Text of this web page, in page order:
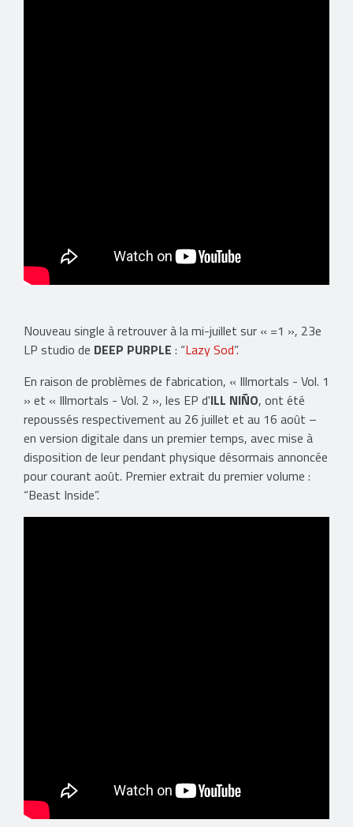
Nouveau single à retrouver à la mi-juillet sur « =1 », 23e
LP studio de DEEP PURPLE : “Lazy Sod”.
En raison de problèmes de fabrication, « Illmortals - Vol. 1
» et « Illmortals - Vol. 2 », les EP d'ILL NIÑO, ont été
repoussés respectivement au 26 juillet et au 16 août –
en version digitale dans un premier temps, avec mise à
disposition de leur pendant physique désormais annoncée
pour courant août. Premier extrait du premier volume :
“Beast Inside”.